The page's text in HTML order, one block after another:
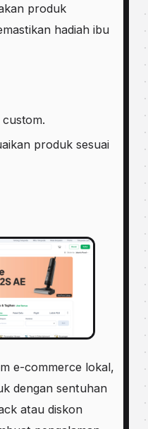
produk
hadiah ibu
produk sesuai
e-commerce lokal,
dengan sentuhan
atau diskon